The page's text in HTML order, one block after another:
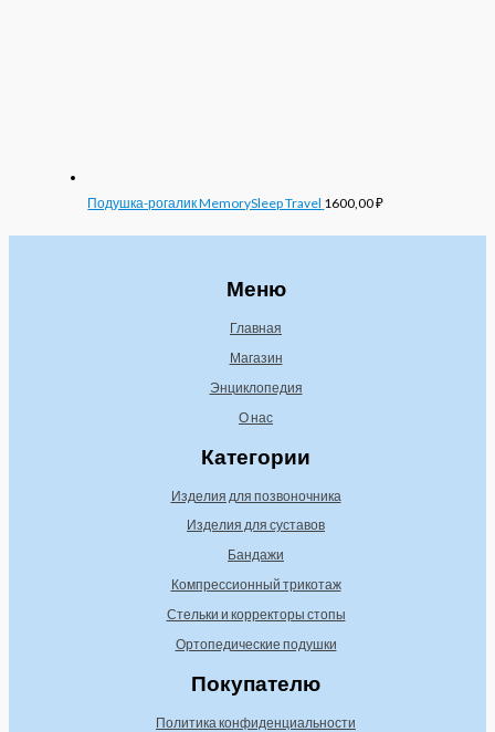
Подушка-рогалик MemorySleep Travel 1600,00₽
Меню
Главная
Магазин
Энциклопедия
О нас
Категории
Изделия для позвоночника
Изделия для суставов
Бандажи
Компрессионный трикотаж
Стельки и корректоры стопы
Ортопедические подушки
Покупателю
Политика конфиденциальности